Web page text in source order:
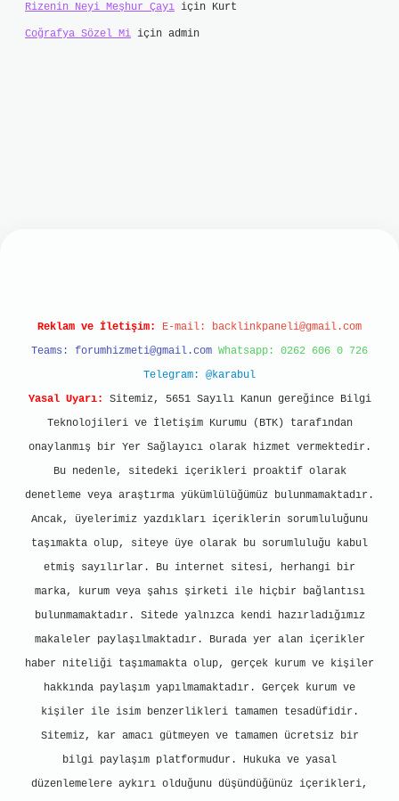
Rizenin Neyi Meşhur Çayı için Kurt
Coğrafya Sözel Mi için admin
Reklam ve İletişim: E-mail: backlinkpaneli@gmail.com
Teams: forumhizmeti@gmail.com Whatsapp: 0262 606 0 726
Telegram: @karabul
Yasal Uyarı:
Sitemiz, 5651 Sayılı Kanun gereğince Bilgi
Teknolojileri ve İletişim Kurumu (BTK) tarafından
onaylanmış bir Yer Sağlayıcı olarak hizmet vermektedir.
Bu nedenle, sitedeki içerikleri proaktif olarak
denetleme veya araştırma yükümlülüğümüz bulunmamaktadır.
Ancak, üyelerimiz yazdıkları içeriklerin sorumluluğunu
taşımakta olup, siteye üye olarak bu sorumluluğu kabul
etmiş sayılırlar. Bu internet sitesi, herhangi bir
marka, kurum veya şahıs şirketi ile hiçbir bağlantısı
bulunmamaktadır. Sitede yalnızca kendi hazırladığımız
makaleler paylaşılmaktadır. Burada yer alan içerikler
haber niteliği taşımamakta olup, gerçek kurum ve kişiler
hakkında paylaşım yapılmamaktadır. Gerçek kurum ve
kişiler ile isim benzerlikleri tamamen tesadüfidir.
Sitemiz, kar amacı gütmeyen ve tamamen ücretsiz bir
bilgi paylaşım platformudur. Hukuka ve yasal
düzenlemelere aykırı olduğunu düşündüğünüz içerikleri,